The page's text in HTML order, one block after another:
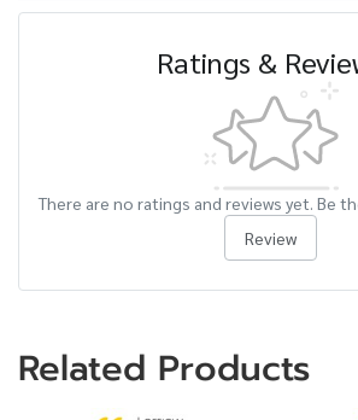
Ratings &
There are no ratings and reviews yet. Be
Review
Related Products